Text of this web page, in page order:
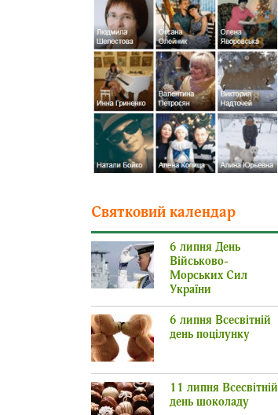
Святковий календар
6 липня День
Військово-
Морських Сил
України
6 липня Всесвітній
день поцілунку
11 липня Всесвітній
день шоколаду